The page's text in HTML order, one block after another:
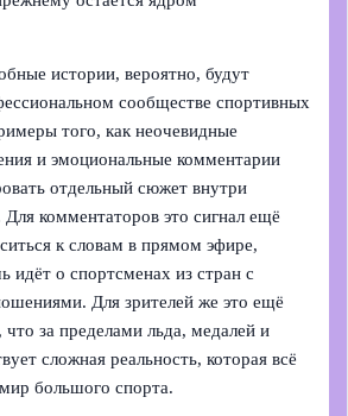
истории, вероятно, будут
сообществе спортивных
того, как неочевидные
и эмоциональные комментарии
отдельный сюжет внутри
комментаторов это сигнал ещё
к словам в прямом эфире,
идёт о спортсменах из стран с
Для зрителей же это ещё
за пределами льда, медалей и
сложная реальность, которая всё
большого спорта.